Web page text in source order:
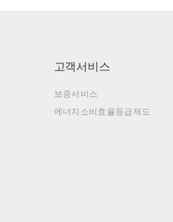
고객서비스
보증서비스
에너지소비효율등급제도